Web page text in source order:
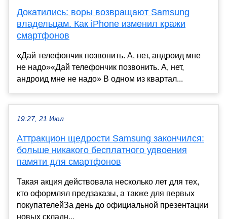
Докатились: воры возвращают Samsung
владельцам. Как iPhone изменил кражи
смартфонов
«Дай телефончик позвонить. А, нет, андроид мне
не надо»«Дай телефончик позвонить. А, нет,
андроид мне не надо» В одном из квартал...
19:27, 21 Июл
Аттракцион щедрости Samsung закончился:
больше никакого бесплатного удвоения
памяти для смартфонов
Такая акция действовала несколько лет для тех,
кто оформлял предзаказы, а также для первых
покупателейЗа день до официальной презентации
новых складн...